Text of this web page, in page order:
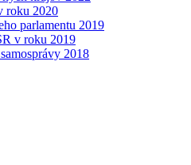
roku 2020
parlamentu 2019
v roku 2019
2018